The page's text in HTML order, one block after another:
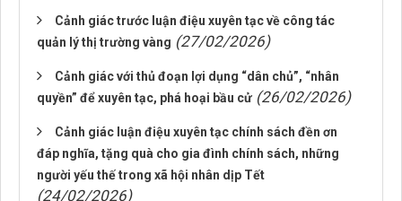
Cảnh giác trước luận điệu xuyên tạc về công tác
quản lý thị trường vàng (27/02/2026)
Cảnh giác với thủ đoạn lợi dụng “dân chủ”, “nhân
quyền” để xuyên tạc, phá hoại bầu cử (26/02/2026)
Cảnh giác luận điệu xuyên tạc chính sách đền ơn
đáp nghĩa, tặng quà cho gia đình chính sách, những
người yếu thế trong xã hội nhân dịp Tết
(24/02/2026)